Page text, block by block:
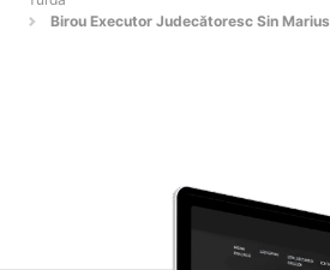
Birou Executor Judecătoresc Sin Marius